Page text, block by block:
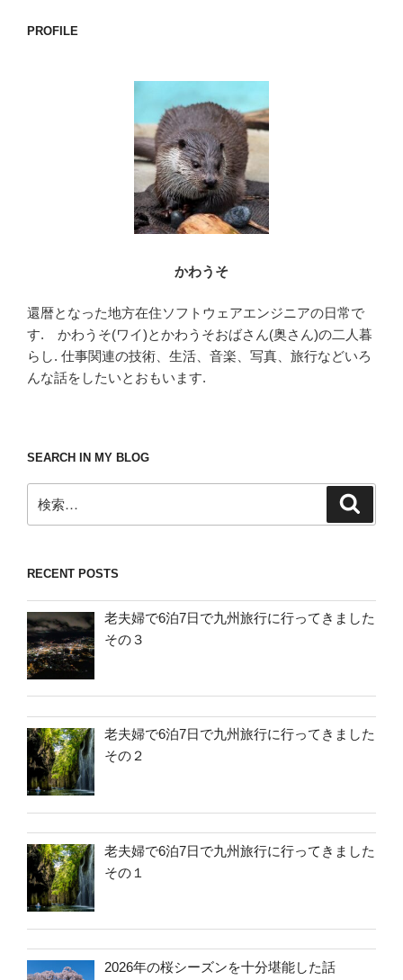
e
PROFILE
かわうそ
還暦となった地方在住ソフトウェアエンジニアの日常で
す. かわうそ(ワイ)とかわうそおばさん(奥さん)の二人暮
らし. 仕事関連の技術、生活、音楽、写真、旅行などいろ
んな話をしたいとおもいます.
SEARCH IN MY BLOG
索:
RECENT POSTS
老夫婦で6泊7日で九州旅行に行ってきました
その３
老夫婦で6泊7日で九州旅行に行ってきました
その２
老夫婦で6泊7日で九州旅行に行ってきました
その１
2026年の桜シーズンを十分堪能した話